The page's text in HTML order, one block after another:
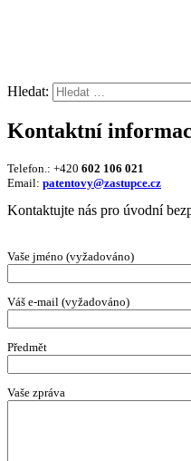
Hledat:
Kontaktní
Telefon.: +420 602 106 021
Email: patentovy@zastupce.cz
Kontaktujte nás pro úvodní
Vaše jméno (vyžadováno)
Váš e-mail (vyžadováno)
Předmět
Vaše zpráva